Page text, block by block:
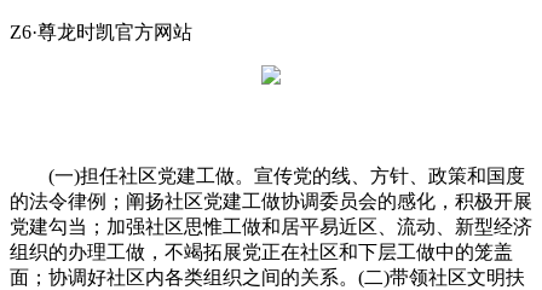
Z6·尊龙时凯官方网站
(一)担任社区党建工做。宣传党的线、方针、政策和国度
的法令律例；阐扬社区党建工做协调委员会的感化，积极开展
党建勾当；加强社区思惟工做和居平易近区、流动、新型经济
组织的办理工做，不竭拓展党正在社区和下层工做中的笼盖
面；协调好社区内各类组织之间的关系。(二)带领社区文明扶